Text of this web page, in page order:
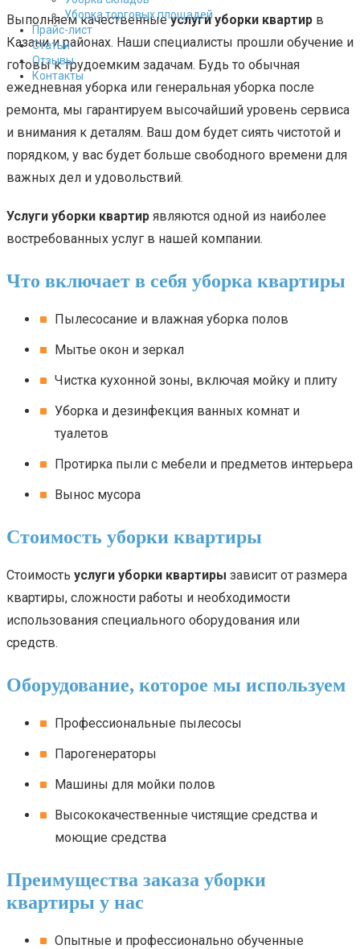
Уборка торговых площадей
Прайс-лист
Cтатьи
Отзывы
Контакты
Выполняем качественныеуслуги уборки квартир в
Казани и районах. Наши специалисты прошли обучение и
готовы к трудоемким задачам. Будь то обычная
ежедневная уборка или генеральная уборка после
ремонта, мы гарантируем высочайший уровень сервиса
и внимания к деталям. Ваш дом будет сиять чистотой и
порядком, у вас будет больше свободного времени для
важных дел и удовольствий.
Услуги уборки квартир являются одной из наиболее
востребованных услуг в нашей компании.
Что включает в себя уборка квартиры
Пылесосание и влажная уборка полов
Мытье окон и зеркал
Чистка кухонной зоны, включая мойку и плиту
Уборка и дезинфекция ванных комнат и
туалетов
Протирка пыли с мебели и предметов интерьера
Вынос мусора
Стоимость уборки квартиры
Стоимость услуги уборки квартиры зависит от размера
квартиры, сложности работы и необходимости
использования специального оборудования или
средств.
Оборудование, которое мы используем
Профессиональные пылесосы
Парогенераторы
Машины для мойки полов
Высококачественные чистящие средства и
моющие средства
Преимущества заказа уборки
квартиры у нас
Опытные и профессионально обученные